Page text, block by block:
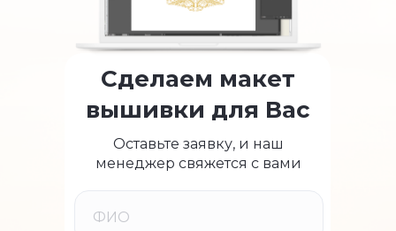
Сделаем макет
вышивки для Вас
Оставьте заявку, и наш
менеджер свяжется с вами